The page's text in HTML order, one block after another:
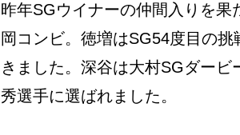
昨年SGウイナーの仲間入りを
岡コンビ。徳増はSG54度目の
きました。深谷は大村SGダー
秀選手に選ばれました。